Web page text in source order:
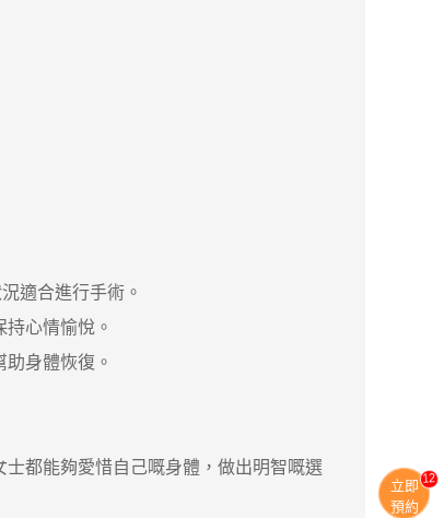
適合進行手術。
心情愉悅。
身體恢復。
都能夠愛惜自己嘅身體，做出明智嘅選
立即
預約
11